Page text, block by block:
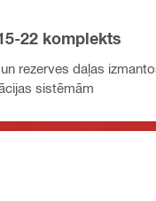
22 komplekts
rezerves daļas
sistēmām